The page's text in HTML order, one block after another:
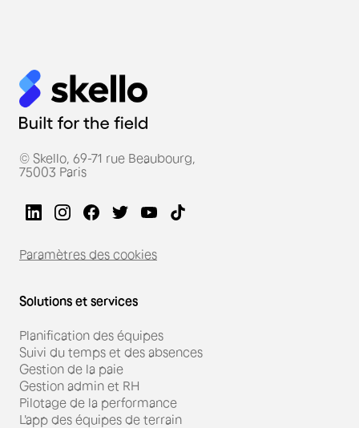
© Skello, 69-71 rue Beaubourg,
75003 Paris
Paramètres des cookies
Solutions et services
Planification des équipes
Suivi du temps et des absences
Gestion de la paie
Gestion admin et RH
Pilotage de la performance
L'app des équipes de terrain